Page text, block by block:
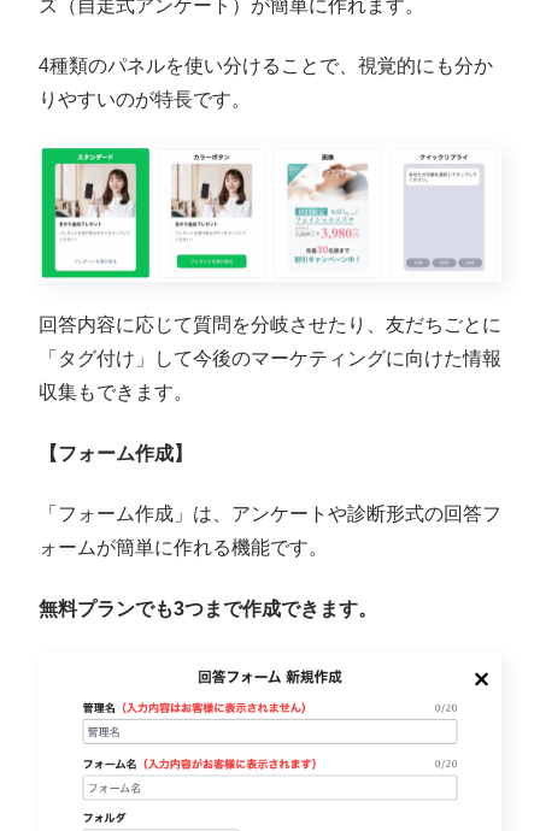
ズ（自走式アンケート）が簡単に作れます。
4種類のパネルを使い分けることで、視覚的にも分か
りやすいのが特長です。
回答内容に応じて質問を分岐させたり、友だちごとに
「タグ付け」して今後のマーケティングに向けた情報
収集もできます。
【フォーム作成】
「フォーム作成」は、アンケートや診断形式の回答フ
ォームが簡単に作れる機能です。
無料プランでも3つまで作成できます。